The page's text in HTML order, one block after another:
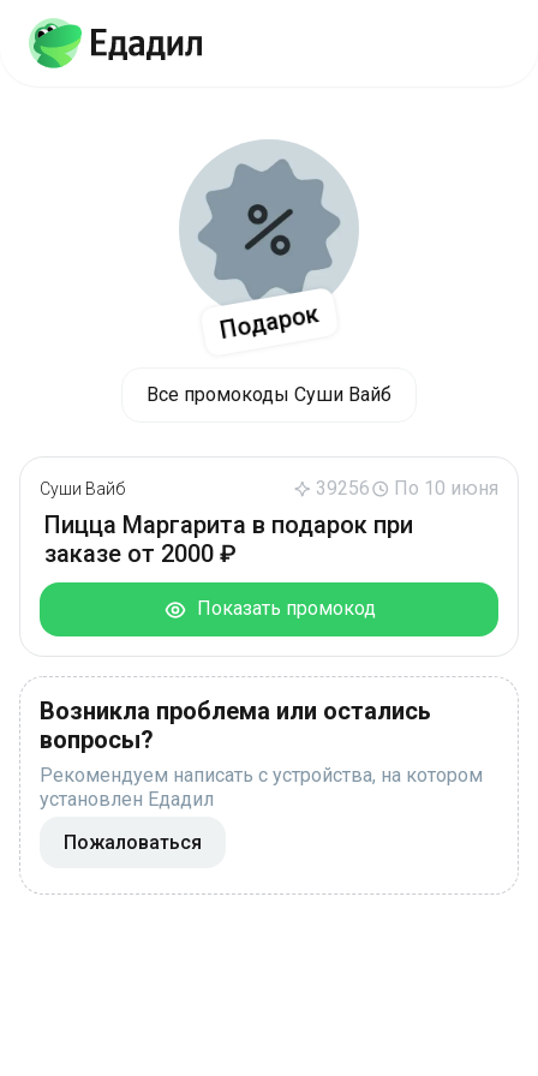
Подарок
Все промокоды Суши Вайб
Суши Вайб 39256 По 10 июня
Пицца Маргарита в подарок при
заказе от 2000 ₽
Показать промокод
Возникла проблема или остались
вопросы?
Рекомендуем написать с устройства, на котором
установлен Едадил
Пожаловаться